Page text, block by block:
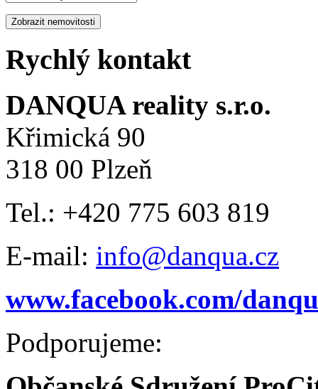
Rychlý kontakt
DANQUA reality s.r.o.
Křimická 90
318 00 Plzeň
Tel.: +420 775 603 819
E-mail: info@danqua.cz
www.facebook.com/
Podporujeme: